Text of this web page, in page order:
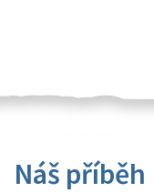
Náš příběh